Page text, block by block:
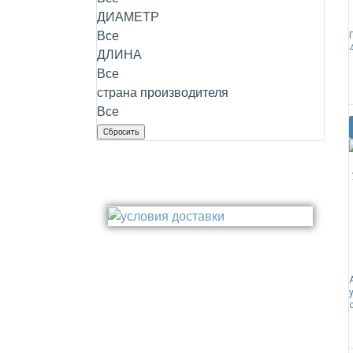
Стакан
Медь
Сталь
ДИАМЕТР
Все
ДЛИНА
Все
страна производителя
Все